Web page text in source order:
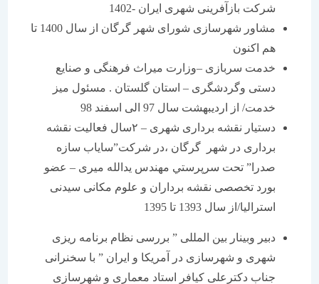
شرکت بازآفرینی شهری ایران -1402
مشاور شهرسازی شورای شهر گرگان از سال 1400 تا
هم اکنون
خدمت سربازی –وزارت میراث فرهنگی و صنایع
دستی وگردشگری – استان گلستان . مسئول میز
خدمت/ از اردیبهشت سال 97 الی اسفند 98
دستیار نقشه برداری شهری – ۲سال فعالیت نقشه
برداری در شهر گرگان ،در شرکت”سایاب سازه
صدرا” تحت سرپرستي مهندس یدالله میری – عضو
بورد تخصصی نقشه برداران و علوم مکانی سیدنی
استرالیا/از سال 1393 تا 1395
دبیر وبینار بین المللی ” بررسی نظام برنامه ریزی
شهری و شهرسازی در آمریکا و ایران ” با سخنرانی
جناب دکترعلی کیافر استاد معماری و شهرسازی